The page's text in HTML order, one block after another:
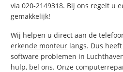
via 020-2149318. Bij ons regelt u
gemakkelijk!
Wij helpen u direct aan de
erkende monteur langs. Dus
software problemen in
hulp, bel ons. Onze